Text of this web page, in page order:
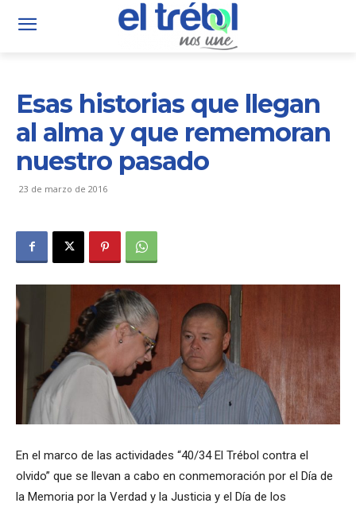
Esas historias que llegan
al alma y que rememoran
nuestro pasado
23 de marzo de 2016
En el marco de las actividades “40/34 El Trébol contra el
olvido” que se llevan a cabo en conmemoración por el Día de
la Memoria por la Verdad y la Justicia y el Día de los